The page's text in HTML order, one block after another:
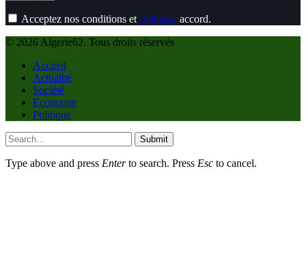
Acceptez nos conditions et politique accord.
© 2026 Algerie62. Tous droits réservés
Accueil
Actualité
Société
Economie
Politique
Submit
Type above and press Enterto search. Press Esc to cancel.